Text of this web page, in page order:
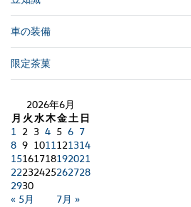
車の装備
限定茶菓
2026年6月
月 火水木金土 日
« 5月 7月 »
1 2 3 4 5 6 7
8 9 1011121314
15161718192021
22232425262728
2930